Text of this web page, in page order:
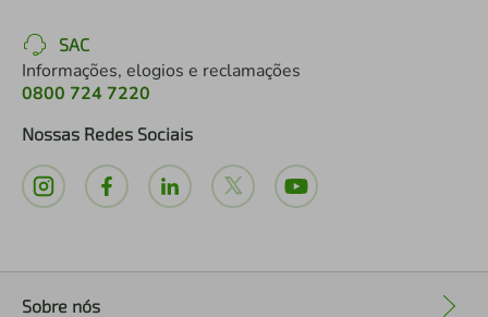
SAC
Informações, elogios e reclamações
0800 724 7220
Nossas Redes Sociais
Sobre nós